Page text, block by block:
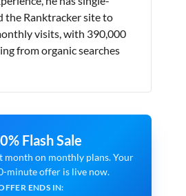
the Ranktracker site to
visits, with 390,000
from organic searches
Flash Sale
month on monthly plans. Your
minute offer is live now.
ENDS IN: